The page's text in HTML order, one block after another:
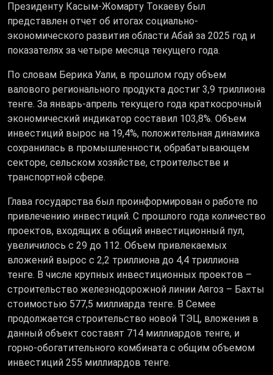
Президенту Касым-Жомарту Токаеву был
представлен отчет об итогах социально-
экономического развития области Абай за 2025 год и
показателях за четыре месяца текущего года.
По словам Берика Уали, в прошлом году объем
валового регионального продукта достиг 3,9 триллиона
тенге. За январь-апрель текущего года краткосрочный
экономический индикатор составил 103,8%. Объем
инвестиций вырос на 19,4%, положительная динамика
сохранилась в промышленности, обрабатывающем
секторе, сельском хозяйстве, строительстве и
транспортной сфере.
Глава государства был проинформирован о работе по
привлечению инвестиций. С прошлого года количество
проектов, входящих в общий инвестиционный пул,
увеличилось с 29 до 112. Объем привлекаемых
вложений вырос с 2,2 триллиона до 4,4 триллиона
тенге. В числе крупных инвестиционных проектов –
строительство железнодорожной линии Аягоз – Бахты
стоимостью 577,5 миллиарда тенге. В Семее
продолжается строительство новой ТЭЦ, вложения в
данный объект составят 714 миллиардов тенге, и
горно-обогатительного комбината с общим объемом
инвестиций 255 миллиардов тенге.